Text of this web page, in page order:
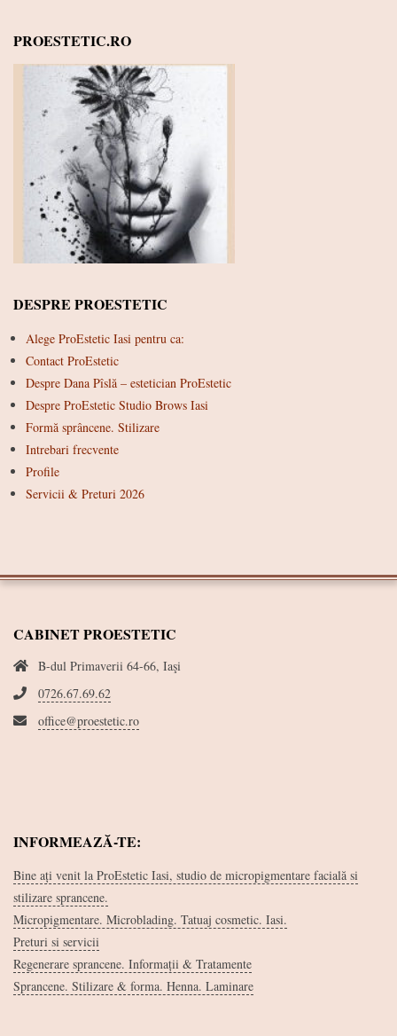
PROESTETIC.RO
DESPRE PROESTETIC
Alege ProEstetic Iasi pentru ca:
Contact ProEstetic
Despre Dana Pîslă – estetician ProEstetic
Despre ProEstetic Studio Brows Iasi
Formă sprâncene. Stilizare
Intrebari frecvente
Profile
Servicii & Preturi 2026
CABINET PROESTETIC
B-dul Primaverii 64-66, Iaşi
0726.67.69.62
office@proestetic.ro
INFORMEAZĂ-TE:
Bine ați venit la ProEstetic Iasi, studio de micropigmentare facială si
stilizare sprancene.
Micropigmentare. Microblading. Tatuaj cosmetic. Iasi.
Preturi si servicii
Regenerare sprancene. Informații & Tratamente
Sprancene. Stilizare & forma. Henna. Laminare